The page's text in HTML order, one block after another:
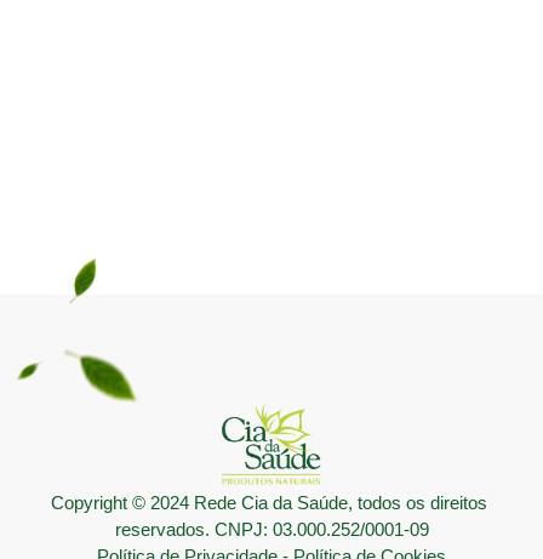
Copyright © 2024 Rede Cia da Saúde, todos os direitos
reservados. CNPJ: 03.000.252/0001-09